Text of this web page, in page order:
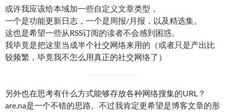
或许我应该给本域加一些自定义文章类型，
一个是功能更新日志，一个是周报/月报，以及精选集。
这也是希望一些从RSS订阅的读者不会感到困惑。
我毕竟是把这里当成半个社交网络来用的（或者只是产出比
较频繁，毕竟我不怎么用真正的社交网络了）
另外也在思考有什么方式能够存放各种网络搜集的URL？
are.na是一个不错的思路。不过我肯定更希望是博客文章的形